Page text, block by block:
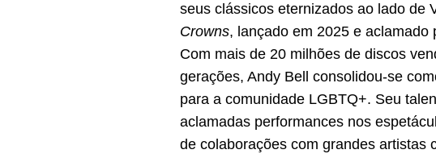
seus clássicos eternizados ao lado de
Crowns, lançado em 2025 e aclamado
Com mais de 20 milhões de discos
gerações, Andy Bell consolidou-se
para a comunidade LGBTQ+. Seu
aclamadas performances nos
de colaborações com grandes artistas